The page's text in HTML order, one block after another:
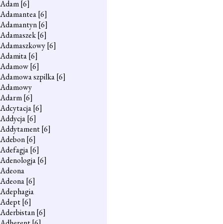
Adam[6]
Adamantea[6]
Adamantyn[6]
Adamaszek[6]
Adamaszkowy[6]
Adamita[6]
Adamow[6]
Adamowa szpilka[6]
Adamowy
Adarm[6]
Adcytacja[6]
Addycja[6]
Addytament[6]
Adebon[6]
Adefagja[6]
Adenologja[6]
Adeona
Adeona[6]
Adephagia
Adept[6]
Aderbistan[6]